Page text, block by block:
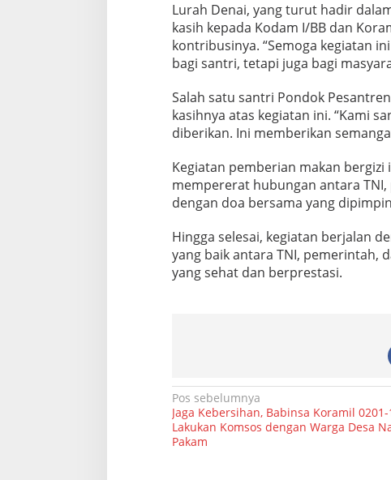
y
y
a
h
Lurah Denai, yang turut hadir
kasih kepada Kodam I/BB dan
kontribusinya. “Semoga kegiatan
bagi santri, tetapi juga bagi
Salah satu santri Pondok
kasihnya atas kegiatan ini. “Kami
diberikan. Ini memberikan
Kegiatan pemberian makan
mempererat hubungan antara
dengan doa bersama yang
Hingga selesai, kegiatan berjalan
yang baik antara TNI, pemerintah,
yang sehat dan berprestasi.
N
a
v
Pos sebelumnya
Jaga Kebersihan, Babinsa Koramil 0201-
Lakukan Komsos dengan Warga Desa
Pakam